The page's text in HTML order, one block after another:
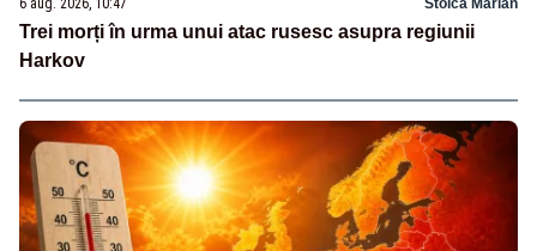
6 aug. 2026, 10:47 Stoica Marian
Trei morți în urma unui atac rusesc asupra regiunii
Harkov